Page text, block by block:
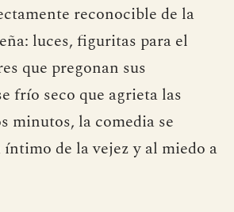
reconocible de la
luces, figuritas para el
que pregonan sus
frío seco que agrieta las
minutos, la comedia se
íntimo de la vejez y al miedo a